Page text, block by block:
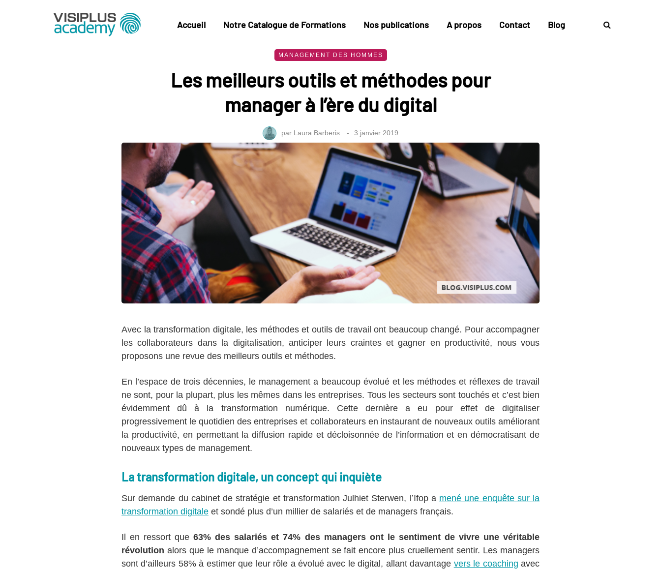
Accueil Notre Catalogue de Formations Nos publications A propos Contact Blog
MANAGEMENT DES HOMMES
Les meilleurs outils et méthodes pour
manager à l’ère du digital
par Laura Barberis 3 janvier 2019
Avec la transformation digitale, les méthodes et outils de travail ont beaucoup changé. Pour accompagner
les collaborateurs dans la digitalisation, anticiper leurs craintes et gagner en productivité, nous vous
proposons une revue des meilleurs outils et méthodes.
En l’espace de trois décennies, le management a beaucoup évolué et les méthodes et réflexes de travail
ne sont, pour la plupart, plus les mêmes dans les entreprises. Tous les secteurs sont touchés et c’est bien
évidemment dû à la transformation numérique. Cette dernière a eu pour effet de digitaliser
progressivement le quotidien des entreprises et collaborateurs en instaurant de nouveaux outils améliorant
la productivité, en permettant la diffusion rapide et décloisonnée de l’information et en démocratisant de
nouveaux types de management.
La transformation digitale, un concept qui inquiète
Sur demande du cabinet de stratégie et transformation Julhiet Sterwen, l’Ifop a mené une enquête sur la
transformation digitale et sondé plus d’un millier de salariés et de managers français.
Il en ressort que63% des salariés et 74% des managers ont le sentiment de vivre une véritable
révolution alors que le manque d’accompagnement se fait encore plus cruellement sentir. Les managers
sont d’ailleurs 58% à estimer que leur rôle a évolué avec le digital, allant davantage vers le coaching avec